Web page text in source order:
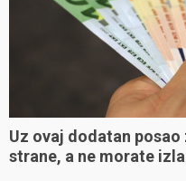
Uz ovaj dodatan
strane, a ne morate